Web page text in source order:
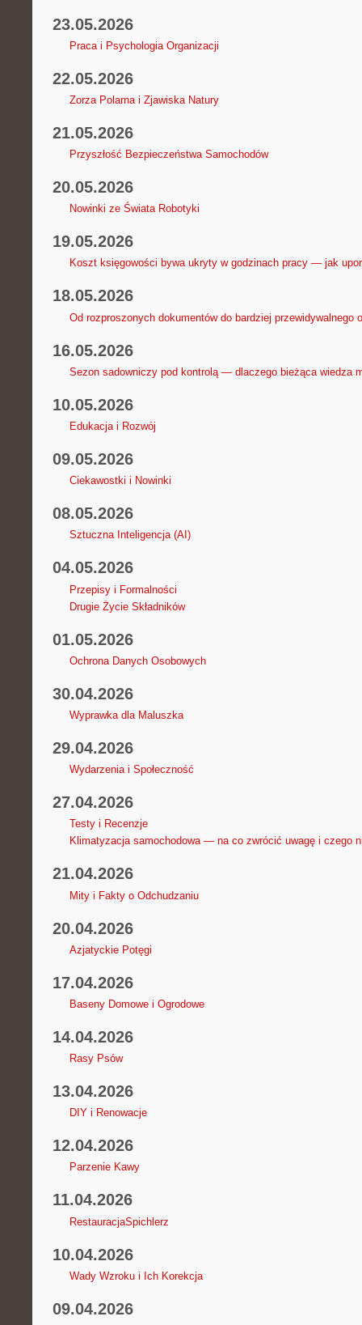
23.05.2026
Praca i Psychologia Organizacji
22.05.2026
Zorza Polarna i Zjawiska Natury
21.05.2026
Przyszłość Bezpieczeństwa Samochodów
20.05.2026
Nowinki ze Świata Robotyki
19.05.2026
Koszt księgowości bywa ukryty w godzinach pracy — jak
18.05.2026
Od rozproszonych dokumentów do bardziej przewidywalnego
16.05.2026
Sezon sadowniczy pod kontrolą — dlaczego bieżąca wiedza
10.05.2026
Edukacja i Rozwój
09.05.2026
Ciekawostki i Nowinki
08.05.2026
Sztuczna Inteligencja (AI)
04.05.2026
Przepisy i Formalności
Drugie Życie Składników
01.05.2026
Ochrona Danych Osobowych
30.04.2026
Wyprawka dla Maluszka
29.04.2026
Wydarzenia i Społeczność
27.04.2026
Testy i Recenzje
Klimatyzacja samochodowa — na co zwrócić uwagę i czego
21.04.2026
Mity i Fakty o Odchudzaniu
20.04.2026
Azjatyckie Potęgi
17.04.2026
Baseny Domowe i Ogrodowe
14.04.2026
Rasy Psów
13.04.2026
DIY i Renowacje
12.04.2026
Parzenie Kawy
11.04.2026
RestauracjaSpichlerz
10.04.2026
Wady Wzroku i Ich Korekcja
09.04.2026